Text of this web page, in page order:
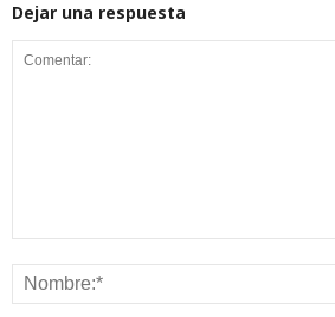
Dejar una respuesta